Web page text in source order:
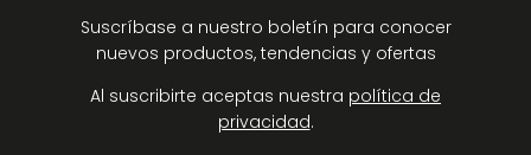
Suscríbase a nuestro boletín para conocer
nuevos productos, tendencias y ofertas
Al suscribirte aceptas nuestra política de
privacidad.